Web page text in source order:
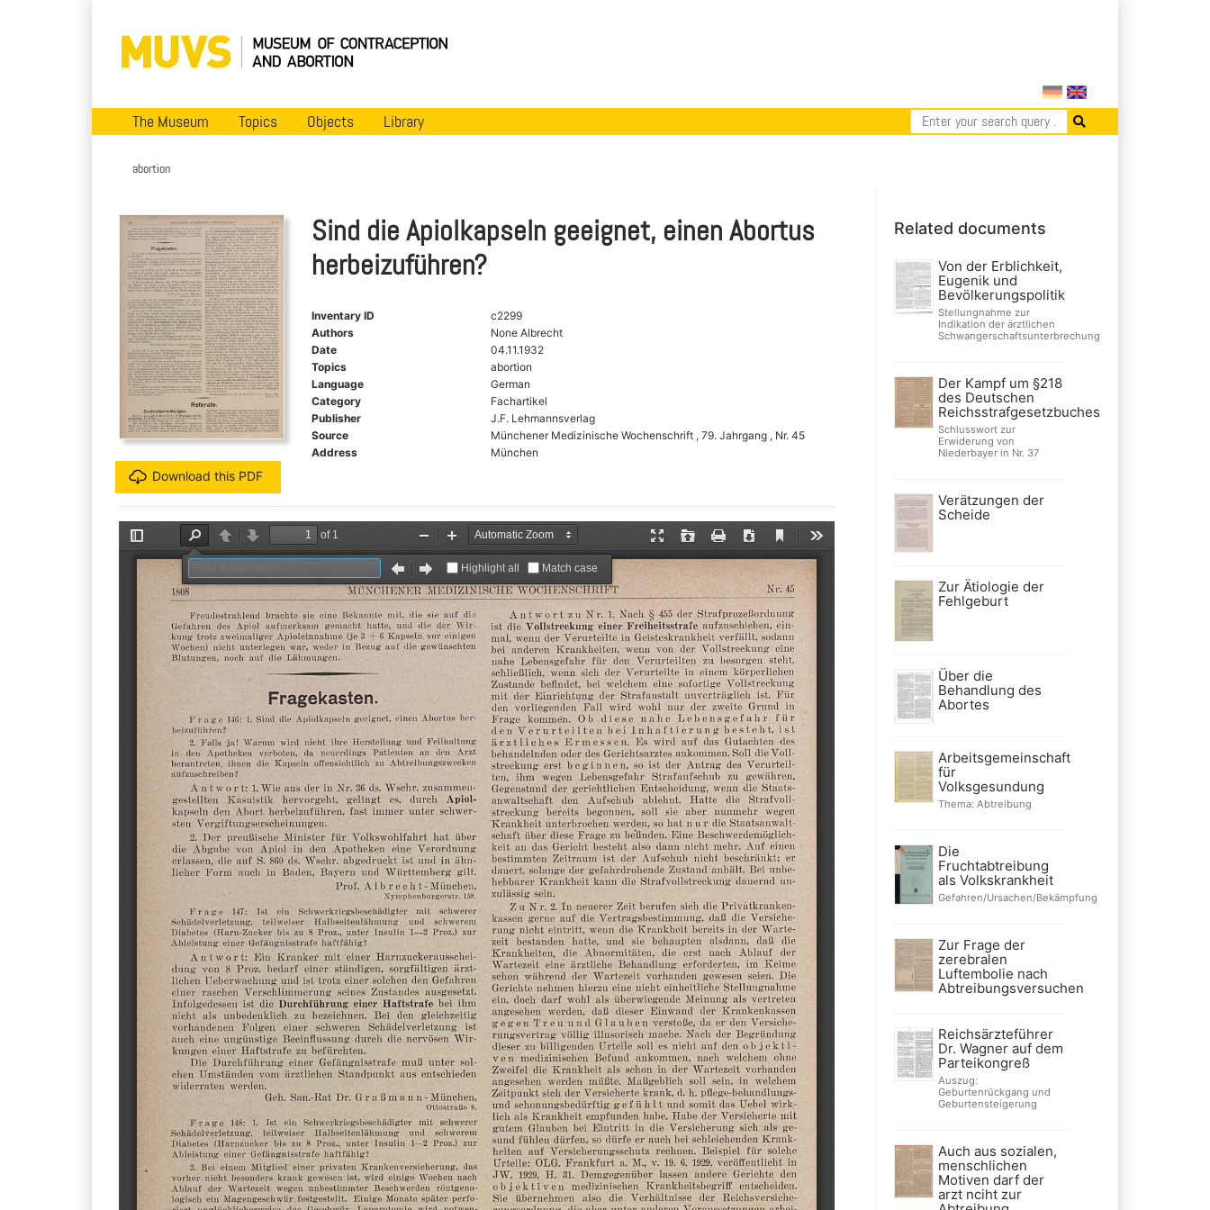
The Museum Topics Objects Library
abortion
Download this PDF
Sind die Apiolkapseln geeignet, einen Abortus
herbeizuführen?
Inventary ID
c2299
Authors
None Albrecht
Date
04.11.1932
Topics
abortion
Language
German
Category
Fachartikel
Publisher
J.F. Lehmannsverlag
Source
Münchener Medizinische Wochenschrift , 79. Jahrgang , Nr. 45
Address
München
Related documents
Von der Erblichkeit,
Eugenik und
Bevölkerungspolitik
Stellungnahme zur
Indikation der ärztlichen
Schwangerschaftsunterbrechung
Der Kampf um §218
des Deutschen
Reichsstrafgesetzbuches
Schlusswort zur
Erwiderung von
Niederbayer in Nr. 37
Verätzungen der
Scheide
Zur Ätiologie der
Fehlgeburt
Über die
Behandlung des
Abortes
Arbeitsgemeinschaft
für
Volksgesundung
Thema: Abtreibung
Die
Fruchtabtreibung
als Volkskrankheit
Gefahren/Ursachen/Bekämpfung
Zur Frage der
zerebralen
Luftembolie nach
Abtreibungsversuchen
Reichsärzteführer
Dr. Wagner auf dem
Parteikongreß
Auszug:
Geburtenrückgang und
Geburtensteigerung
Auch aus sozialen,
menschlichen
Motiven darf der
arzt nciht zur